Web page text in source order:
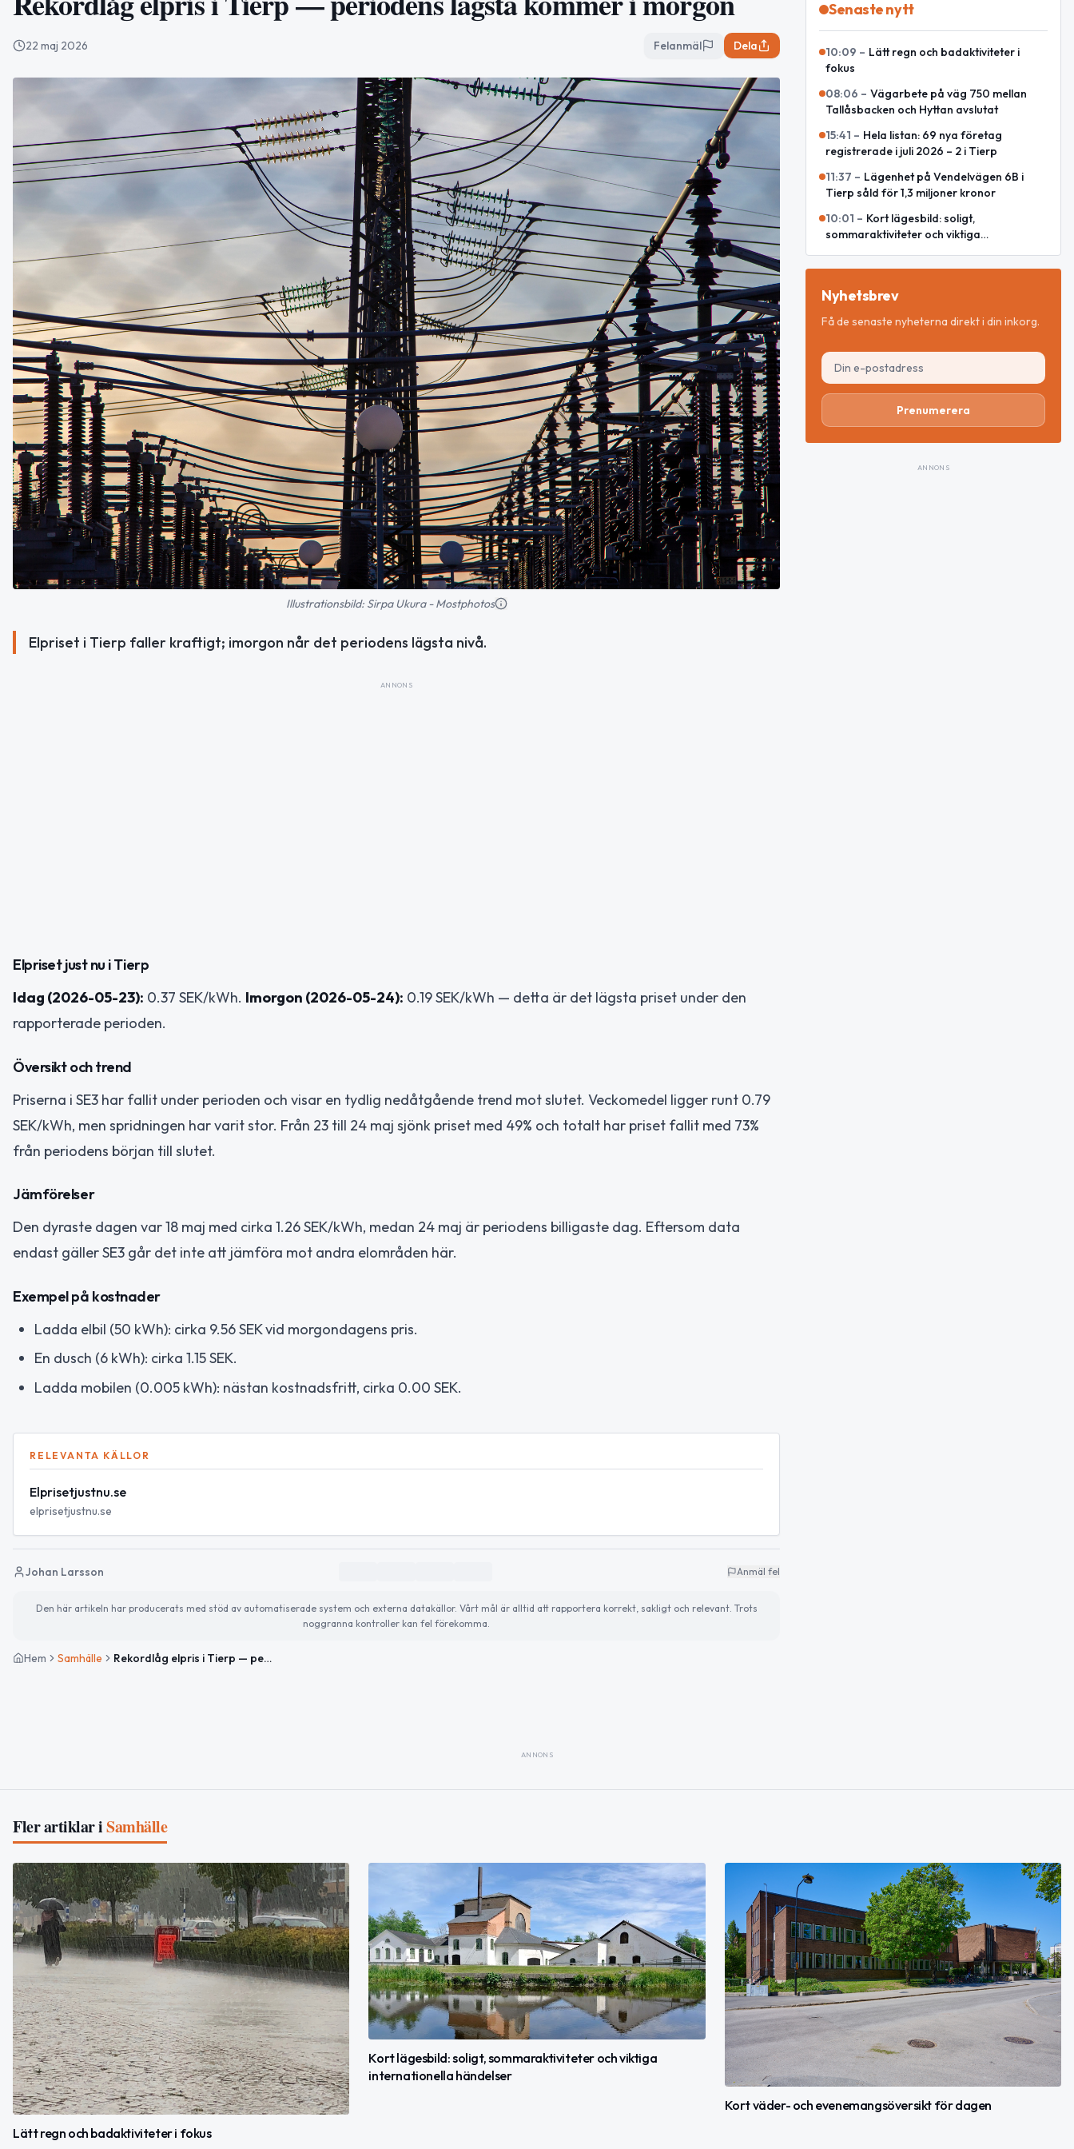
22 maj 2026 Felanmäl Dela
Illustrationsbild: Sirpa Ukura - Mostphotos
Elpriset i Tierp faller kraftigt; imorgon når det periodens lägsta nivå.
ANNONS
Elpriset just nu i Tierp
Idag (2026-05-23): 0.37 SEK/kWh. Imorgon (2026-05-24): 0.19 SEK/kWh — detta är det lägsta priset under den
rapporterade perioden.
Översikt och trend
Priserna i SE3 har fallit under perioden och visar en tydlig nedåtgående trend mot slutet. Veckomedel ligger runt 0.79
SEK/kWh, men spridningen har varit stor. Från 23 till 24 maj sjönk priset med 49% och totalt har priset fallit med 73%
från periodens början till slutet.
Jämförelser
Den dyraste dagen var 18 maj med cirka 1.26 SEK/kWh, medan 24 maj är periodens billigaste dag. Eftersom data
endast gäller SE3 går det inte att jämföra mot andra elområden här.
Exempel på kostnader
Ladda elbil (50 kWh): cirka 9.56 SEK vid morgondagens pris.
En dusch (6 kWh): cirka 1.15 SEK.
Ladda mobilen (0.005 kWh): nästan kostnadsfritt, cirka 0.00 SEK.
RELEVANTA KÄLLOR
Elprisetjustnu.se
elprisetjustnu.se
Johan Larsson Anmäl fel
Den här artikeln har producerats med stöd av automatiserade system och externa datakällor. Vårt mål är alltid att rapportera korrekt, sakligt och relevant. Trots
noggranna kontroller kan fel förekomma.
Hem Samhälle Rekordlåg elpris i Tierp — periodens lägsta kommer i morgon
Senaste nytt
10:09 – Lätt regn och badaktiviteter i
fokus
08:06 – Vägarbete på väg 750 mellan
Tallåsbacken och Hyttan avslutat
15:41 – Hela listan: 69 nya företag
registrerade i juli 2026 – 2 i Tierp
11:37 – Lägenhet på Vendelvägen 6B i
Tierp såld för 1,3 miljoner kronor
10:01 – Kort lägesbild: soligt,
sommaraktiviteter och viktiga
Nyhetsbrev
Få de senaste nyheterna direkt i din inkorg.
Prenumerera
ANNONS
ANNONS
Fler artiklar iSamhälle
Lätt regn och badaktiviteter i fokus
Kort lägesbild: soligt, sommaraktiviteter och viktiga
internationella händelser
Kort väder- och evenemangsöversikt för dagen